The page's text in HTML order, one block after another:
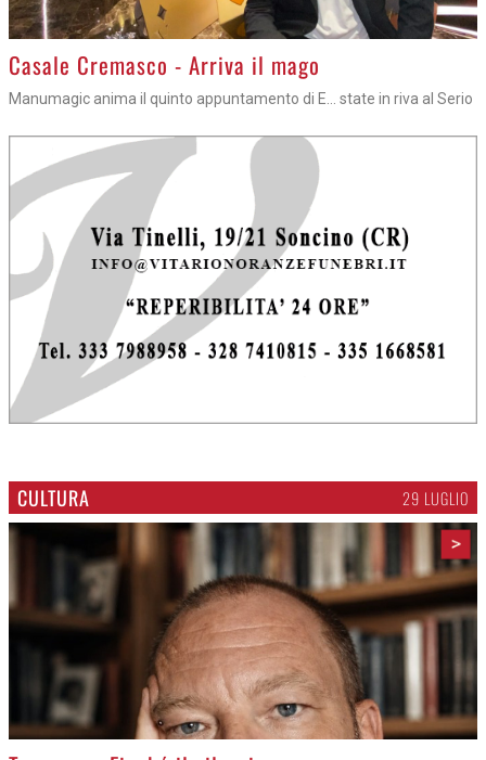
Casale Cremasco - Arriva il mago
Manumagic anima il quinto appuntamento di E... state in riva al Serio
CULTURA 29 LUGLIO
>